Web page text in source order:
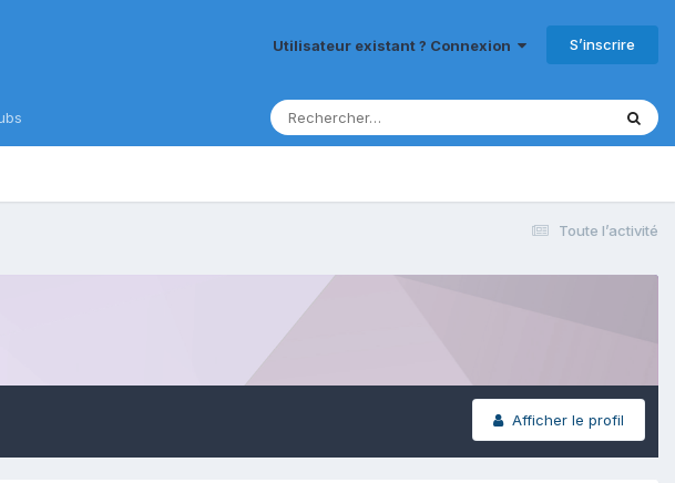
Utilisateur existant ? Connexion S’inscrire
Toute l’activité
Afficher le profil